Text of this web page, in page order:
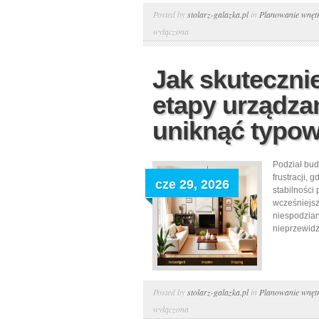
Posted bystolarz-galazka.plin Planowanie
wyłączona
Jak
etapy
uniknąć
cze 29, 2026
Podział
frustracji,
stabilności
Posted bystolarz-galazka.plin Planowanie
wyłączona